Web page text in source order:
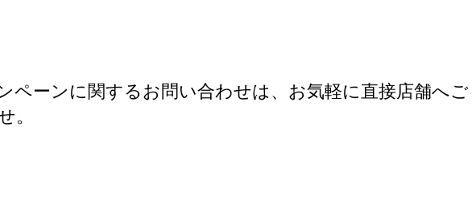
ペーンに関するお問い合わせは、お気軽に直接店舗へご
。